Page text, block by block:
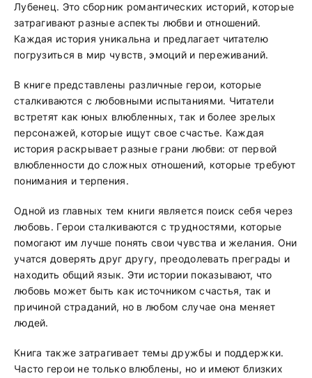
Лубенец. Это сборник романтических историй, которые
затрагивают разные аспекты любви и отношений.
Каждая история уникальна и предлагает читателю
погрузиться в мир чувств, эмоций и переживаний.
В книге представлены различные герои, которые
сталкиваются с любовными испытаниями. Читатели
встретят как юных влюбленных, так и более зрелых
персонажей, которые ищут свое счастье. Каждая
история раскрывает разные грани любви: от первой
влюбленности до сложных отношений, которые требуют
понимания и терпения.
Одной из главных тем книги является поиск себя через
любовь. Герои сталкиваются с трудностями, которые
помогают им лучше понять свои чувства и желания. Они
учатся доверять друг другу, преодолевать преграды и
находить общий язык. Эти истории показывают, что
любовь может быть как источником счастья, так и
причиной страданий, но в любом случае она меняет
людей.
Книга также затрагивает темы дружбы и поддержки.
Часто герои не только влюблены, но и имеют близких